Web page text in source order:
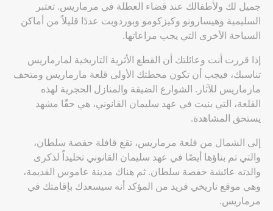
جميل لك ولأطفالك عند قضاء العطلة في مرماريس. تعتبر
السليمية وهيسارونو وكيزكومو وبوردوبت عددًا قليلاً من أماكن
السباحة الأخرى التي يجب مراعاتها.
إذا قررت أنت وعائلتك أن القطع الأثرية التاريخية لمارماريس
تناسبك، فيجب أن تكون محطتك الأولى قلعة مارماريس ومتحف
مارماريس للآثار. الشوارع الضيقة والمنازل الحجرية لهذه
القلعة، التي بنيت في عهد سليمان القانوني، هي حقًا مشهد
يستحق المشاهدة.
إلى الشمال من قلعة مرماريس، تقع قافلة حفصة سلطان،
والتي تم بناؤها أيضًا في عهد سليمان القانوني تخليداً لذكرى
والدته عائشة حفصة سلطان. ثم هناك مدينة عاموس القديمة،
وهي موقع تاريخي فريد من المؤكد أنه سيسعدك بإقامتك في
مرماريس.